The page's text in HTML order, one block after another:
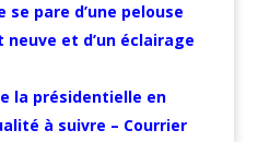
se pare d’une pelouse
et d’un éclairage
la présidentielle en
à suivre – Courrier